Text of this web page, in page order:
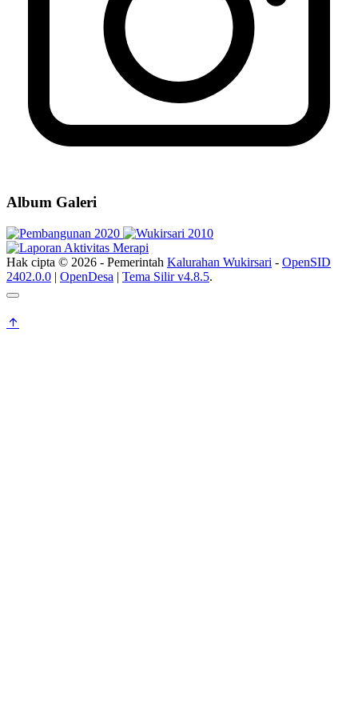
Album Galeri
Hak cipta © 2026 - Pemerintah Kalurahan Wukirsari - OpenSID
2402.0.0 | OpenDesa | Tema Silir v4.8.5.